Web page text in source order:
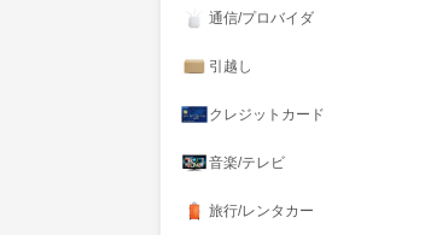
通信/プロバイダ
引越し
クレジットカード
音楽/テレビ
旅行/レンタカー